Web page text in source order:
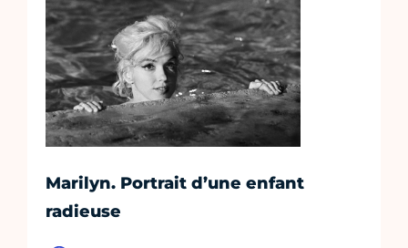
Marilyn. Portrait d’une enfant
radieuse